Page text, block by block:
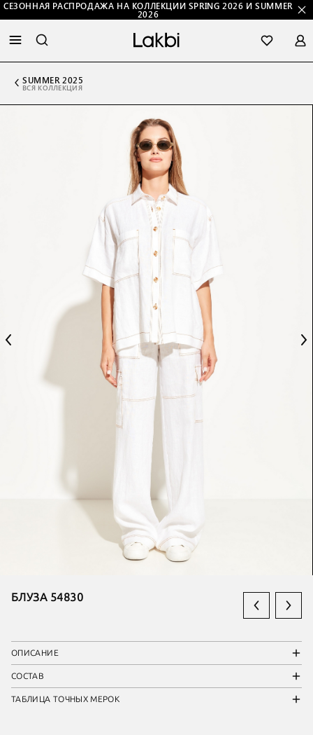
СЕЗОННАЯ РАСПРОДАЖА НА КОЛЛЕКЦИИ SPRING 2026 И SUMMER
2026
SUMMER 2025
ВСЯ КОЛЛЕКЦИЯ
БЛУЗА 54830
ОПИСАНИЕ
СОСТАВ
ТАБЛИЦА ТОЧНЫХ МЕРОК